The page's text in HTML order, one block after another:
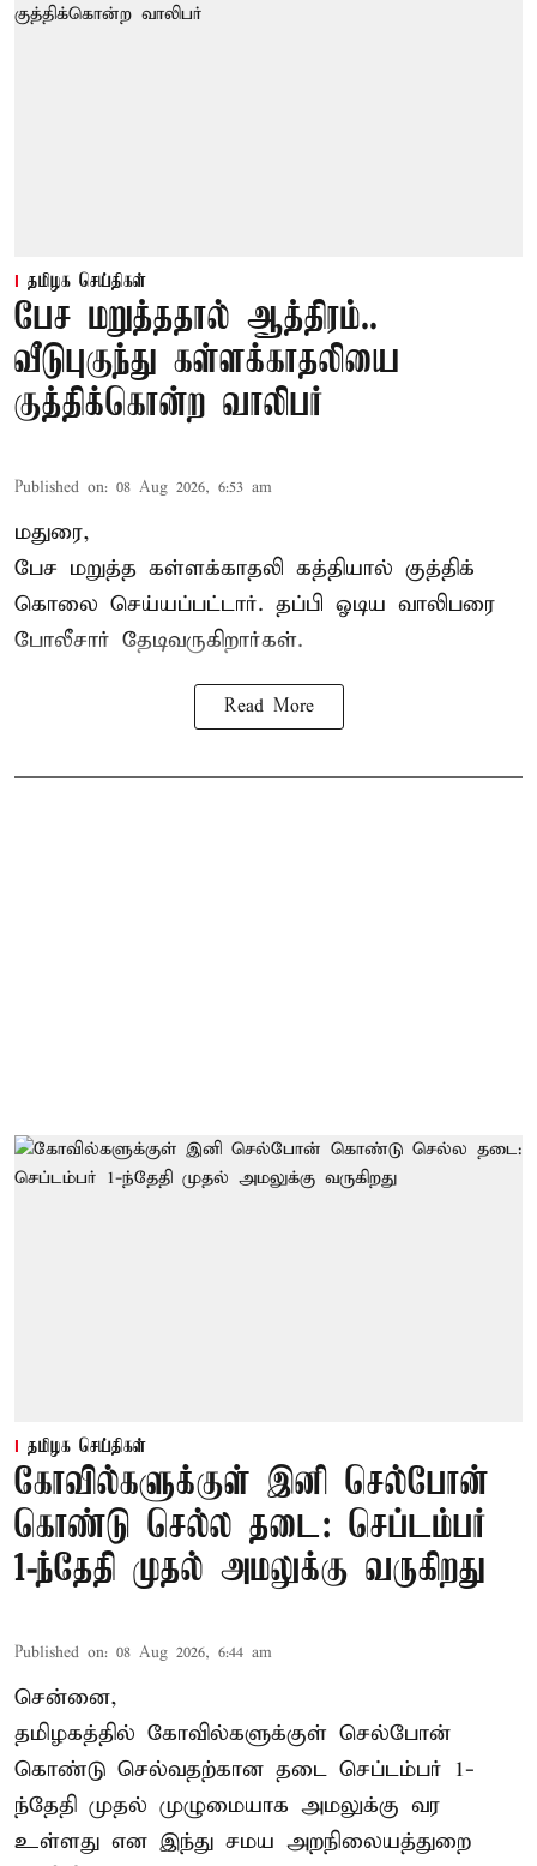
தமிழக செய்திகள்
பேச மறுத்ததால் ஆத்திரம்..
வீடுபுகுந்து கள்ளக்காதலியை
குத்திக்கொன்ற வாலிபர்
Published on: 08 Aug 2026, 6:53 am
மதுரை,
பேச மறுத்த கள்ளக்காதலி கத்தியால் குத்திக்
கொலை செய்யப்பட்டார். தப்பி ஓடிய வாலிபரை
போலீசார் தேடிவருகிறார்கள்.
Read More
தமிழக செய்திகள்
கோவில்களுக்குள் இனி செல்போன்
கொண்டு செல்ல தடை: செப்டம்பர்
1-ந்தேதி முதல் அமலுக்கு வருகிறது
Published on: 08 Aug 2026, 6:44 am
சென்னை,
தமிழகத்தில் கோவில்களுக்குள் செல்போன்
கொண்டு செல்வதற்கான தடை செப்டம்பர் 1-
ந்தேதி முதல் முழுமையாக அமலுக்கு வர
உள்ளது என இந்து சமய அறநிலையத்துறை